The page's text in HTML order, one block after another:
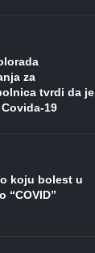
za
tvrdi da je
19
koju bolest u
“COVID”